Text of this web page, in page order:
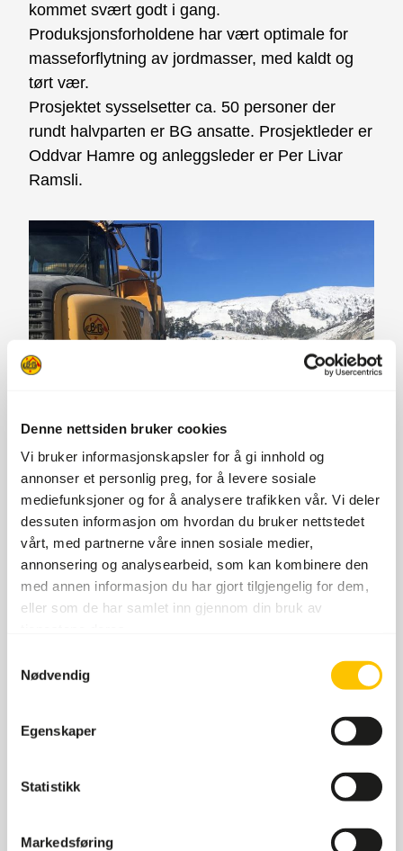
Denne nettsiden bruker cookies
Vi bruker informasjonskapsler for å gi innhold og
annonser et personlig preg, for å levere sosiale
mediefunksjoner og for å analysere trafikken vår. Vi deler
dessuten informasjon om hvordan du bruker nettstedet
vårt, med partnerne våre innen sosiale medier,
annonsering og analysearbeid, som kan kombinere den
med annen informasjon du har gjort tilgjengelig for dem,
eller som de har samlet inn gjennom din bruk av
Nødvendig
Egenskaper
Statistikk
Markedsføring
kommet svært godt i gang.
Produksjonsforholdene har vært optimale for
masseforflytning av jordmasser, med kaldt og
tørt vær.
Prosjektet sysselsetter ca. 50 personer der
rundt halvparten er BG ansatte. Prosjektleder er
Oddvar Hamre og anleggsleder er Per Livar
Ramsli.